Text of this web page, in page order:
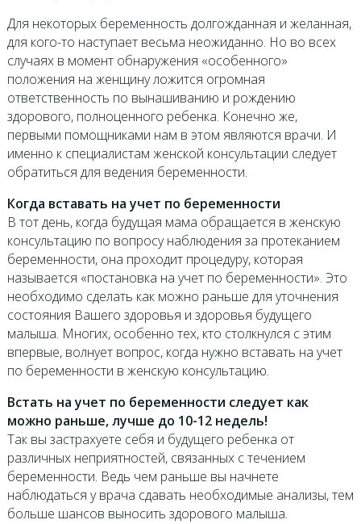
Для некоторых беременность долгожданная и желанная,
для кого-то наступает весьма неожиданно. Но во всех
случаях в момент обнаружения «особенного»
положения на женщину ложится огромная
ответственность по вынашиванию и рождению
здорового, полноценного ребенка. Конечно же,
первыми помощниками нам в этом являются врачи. И
именно к специалистам женской консультации следует
обратиться для ведения беременности.
Когда вставать на учет по беременности
В тот день, когда будущая мама обращается в женскую
консультацию по вопросу наблюдения за протеканием
беременности, она проходит процедуру, которая
называется «постановка на учет по беременности». Это
необходимо сделать как можно раньше для уточнения
состояния Вашего здоровья и здоровья будущего
малыша. Многих, особенно тех, кто столкнулся с этим
впервые, волнует вопрос, когда нужно вставать на учет
по беременности в женскую консультацию.
Встать на учет по беременности следует как
можно раньше, лучше до 10-12 недель!
Так вы застрахуете себя и будущего ребенка от
различных неприятностей, связанных с течением
беременности. Ведь чем раньше вы начнете
наблюдаться у врача сдавать необходимые анализы, тем
больше шансов выносить здорового малыша.